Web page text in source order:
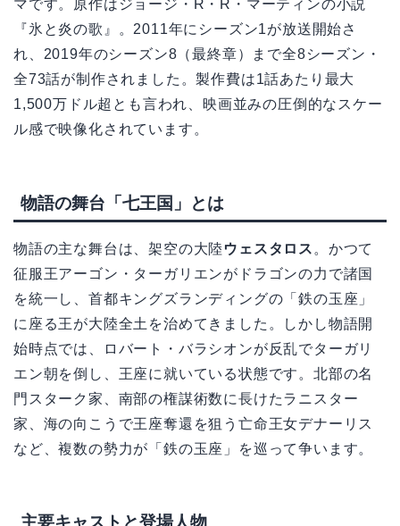
マです。原作はジョージ・R・R・マーティンの小説
『氷と炎の歌』。2011年にシーズン1が放送開始さ
れ、2019年のシーズン8（最終章）まで全8シーズン・
全73話が制作されました。製作費は1話あたり最大
1,500万ドル超とも言われ、映画並みの圧倒的なスケー
ル感で映像化されています。
物語の舞台「七王国」とは
物語の主な舞台は、架空の大陸 ウェスタロス 。かつて
征服王アーゴン・ターガリエンがドラゴンの力で諸国
を統一し、首都キングズランディングの「鉄の玉座」
に座る王が大陸全土を治めてきました。しかし物語開
始時点では、ロバート・バラシオンが反乱でターガリ
エン朝を倒し、王座に就いている状態です。北部の名
門スターク家、南部の権謀術数に長けたラニスター
家、海の向こうで王座奪還を狙う亡命王女デナーリス
など、複数の勢力が「鉄の玉座」を巡って争います。
主要キャストと登場人物